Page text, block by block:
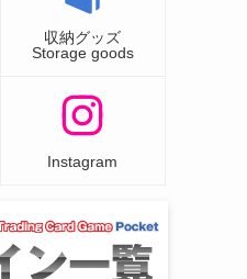
収納グッズ
Storage goods
Instagram